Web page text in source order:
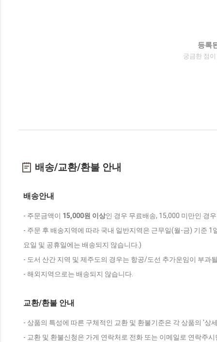
등록
궁금한 점
배송/교환/환불 안내
배송안내
- 주문금액이 15,000원 이상인 경우 무료배송, 15,000 미만인 경
- 주문 후 배송지역에 따라 국내 일반지역은 근무일(월-금) 기준
요일 및 공휴일에는 배송되지 않습니다.)
- 도서 산간 지역 및 제주도의 경우는 항공/도선 추가운임이 부과
- 해외지역으로는 배송되지 않습니다.
교환/환불 안내
- 상품의 특성에 따른 구체적인 교환 및 환불기준은 각 상품의 '상
- 교환 및 환불신청은 가게 연락처로 전화 또는 이메일로 연락주